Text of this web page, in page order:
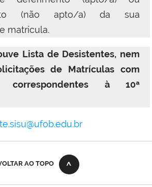
(não apto/a) da sua
matrícula.
Lista de Desistentes, nem
de Matrículas com
correspondentes à 10ª
AO TOPO